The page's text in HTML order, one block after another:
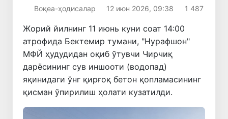
Воқеа-ҳодисалар 12 июн 2026, 09:38 1 487
Жорий йилнинг 11 июнь куни соат 14:00
атрофида Бектемир тумани, "Нурафшон"
МФЙ ҳудудидан оқиб ўтувчи Чирчиқ
дарёсининг сув иншооти (водопад)
яқинидаги ўнг қирғоқ бетон қопламасининг
қисман ўпирилиш ҳолати кузатилди.